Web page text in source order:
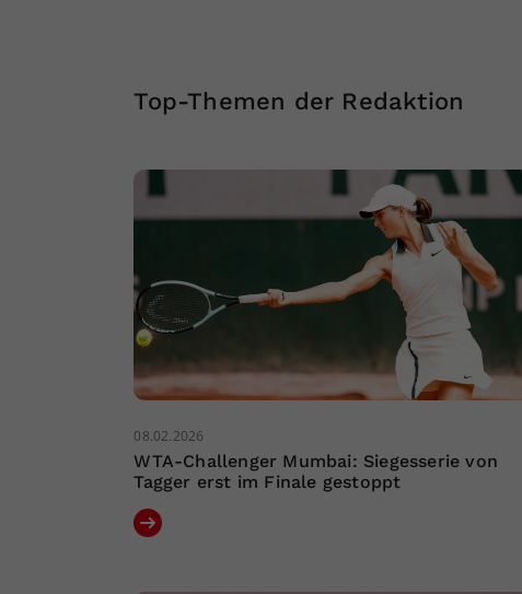
Top-Themen der Redaktion
08.02.2026
WTA-Challenger Mumbai: Siegesserie von
Tagger erst im Finale gestoppt